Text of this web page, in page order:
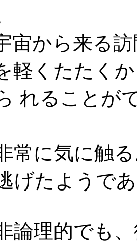
から来る
軽くたたく
れることが
常に気に触
げたようで
論理的でも